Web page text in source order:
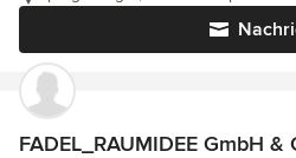
FADEL_RAUMIDEE GmbH &